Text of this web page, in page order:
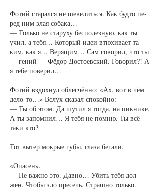
Фо­тий ста­рал­ся не ше­ве­лить­ся. Как буд­то пе­
ред ним злая со­ба­ка…
— Толь­ко не ста­ру­ху бес­по­лез­ную, как ты
учил, а те­бя… Ко­то­рый идеи втю­хи­ва­ет та­
ким, как я… Ве­ря­щим… Сам го­во­рил, что ты
— ге­ний — Фёдор До­сто­ев­ский. Го­во­рил?! А
я те­бе по­ве­рил…
Фо­тий вздох­нул об­лег­чён­но: «Ах, вот в чём
де­ло-то…» Вслух ска­зал спо­кой­но:
— Ты об этом. Да шу­тил я тог­да, на пик­ни­ке.
А ты за­пом­нил… Я те­бя не пом­ню. Ты всё-
та­ки кто?
Тот вы­тер мок­рые гу­бы, гла­за бе­га­ли.
«Опа­сен».
— Не важ­но это. Дав­но… Убить те­бя дол­
жен. Что­бы зло пре­сечь. Страш­но толь­ко.